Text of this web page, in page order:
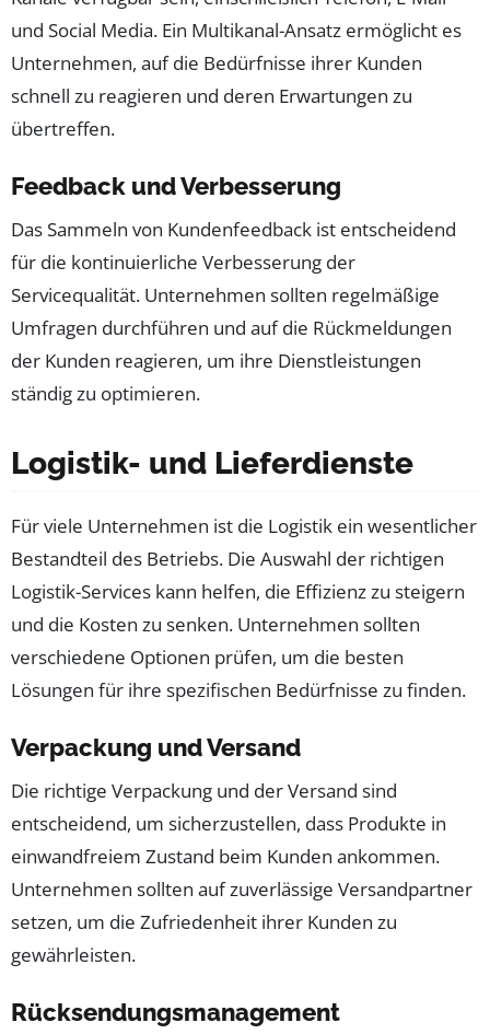
und Social Media. Ein Multikanal-Ansatz ermöglicht es
Unternehmen, auf die Bedürfnisse ihrer Kunden
schnell zu reagieren und deren Erwartungen zu
übertreffen.
Feedback und Verbesserung
Das Sammeln von Kundenfeedback ist entscheidend
für die kontinuierliche Verbesserung der
Servicequalität. Unternehmen sollten regelmäßige
Umfragen durchführen und auf die Rückmeldungen
der Kunden reagieren, um ihre Dienstleistungen
ständig zu optimieren.
Logistik- und Lieferdienste
Für viele Unternehmen ist die Logistik ein wesentlicher
Bestandteil des Betriebs. Die Auswahl der richtigen
Logistik-Services kann helfen, die Effizienz zu steigern
und die Kosten zu senken. Unternehmen sollten
verschiedene Optionen prüfen, um die besten
Lösungen für ihre spezifischen Bedürfnisse zu finden.
Verpackung und Versand
Die richtige Verpackung und der Versand sind
entscheidend, um sicherzustellen, dass Produkte in
einwandfreiem Zustand beim Kunden ankommen.
Unternehmen sollten auf zuverlässige Versandpartner
setzen, um die Zufriedenheit ihrer Kunden zu
gewährleisten.
Rücksendungsmanagement